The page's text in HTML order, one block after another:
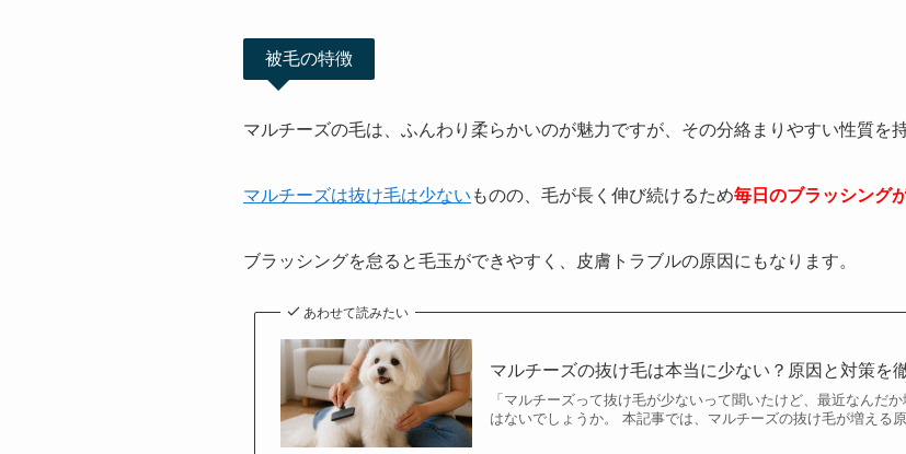
被毛の特徴
マルチーズの毛は、ふんわり柔らかいのが魅力ですが、その分絡まりやすい性質を
マルチーズは抜け毛は少ない ものの、毛が長く伸び続けるため毎日のブラッシング
ブラッシングを怠ると毛玉ができやすく、皮膚トラブルの原因にもなります。
あわせて読みたい
マルチーズの抜け毛は本当に少ない？原因と対策を
「マルチーズって抜け毛が少ないって聞いたけど、最近なんだ
はないでしょうか。 本記事では、マルチーズの抜け毛が増える原